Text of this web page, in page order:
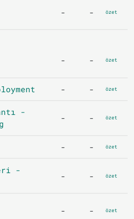
- - özet
- - özet
- - özet
-
- - özet
- - özet
-
- - özet
- - özet